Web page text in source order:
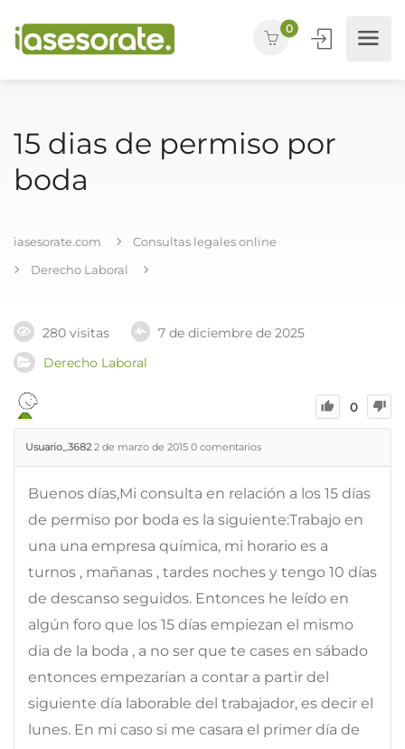
0
15 dias de permiso por
boda
iasesorate.com
Consultas legales online
Derecho Laboral
280 visitas
7 de diciembre de 2025
Derecho Laboral
0
Usuario_3682 2 de marzo de 2015 0 comentarios
Buenos días,Mi consulta en relación a los 15 días
de permiso por boda es la siguiente:Trabajo en
una una empresa química, mi horario es a
turnos , mañanas , tardes noches y tengo 10 días
de descanso seguidos. Entonces he leído en
algún foro que los 15 días empiezan el mismo
dia de la boda , a no ser que te cases en sábado
entonces empezarían a contar a partir del
siguiente día laborable del trabajador, es decir el
lunes. En mi caso si me casara el primer día de